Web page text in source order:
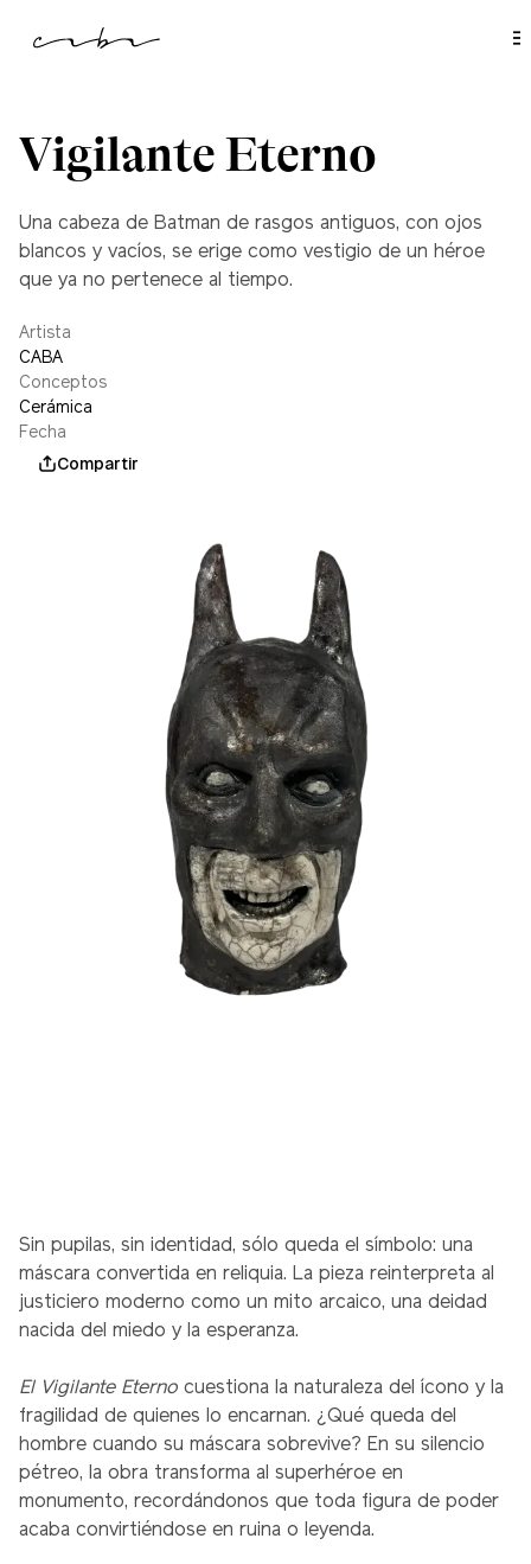
Vigilante Eterno
Una cabeza de Batman de rasgos antiguos, con ojos
blancos y vacíos, se erige como vestigio de un héroe
que ya no pertenece al tiempo.
Artista
CABA
Conceptos
Cerámica
Fecha
diciembre 1, 2020
Compartir
Sin pupilas, sin identidad, sólo queda el símbolo: una
máscara convertida en reliquia. La pieza reinterpreta al
justiciero moderno como un mito arcaico, una deidad
nacida del miedo y la esperanza.
El Vigilante Eterno cuestiona la naturaleza del ícono y la
fragilidad de quienes lo encarnan. ¿Qué queda del
hombre cuando su máscara sobrevive? En su silencio
pétreo, la obra transforma al superhéroe en
monumento, recordándonos que toda figura de poder
acaba convirtiéndose en ruina o leyenda.